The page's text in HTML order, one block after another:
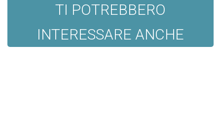
TI POTREBBERO
INTERESSARE ANCHE